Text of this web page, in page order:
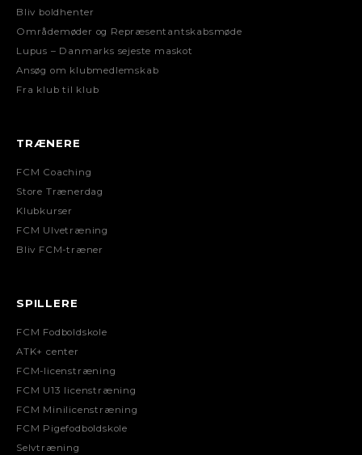
Bliv boldhenter
Områdemøder og Repræsentantskabsmøde
Lupus – Danmarks sejeste maskot
Ansøg om klubmedlemskab
Fra klub til klub
TRÆNERE
FCM Coaching
Store Trænerdag
Klubkurser
FCM Ulvetræning
Bliv FCM-træner
SPILLERE
FCM Fodboldskole
ATK+ center
FCM-licenstræning
FCM U13 licenstræning
FCM Minilicenstræning
FCM Pigefodboldskole
Selvtræning